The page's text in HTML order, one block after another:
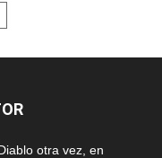
otra vez, en